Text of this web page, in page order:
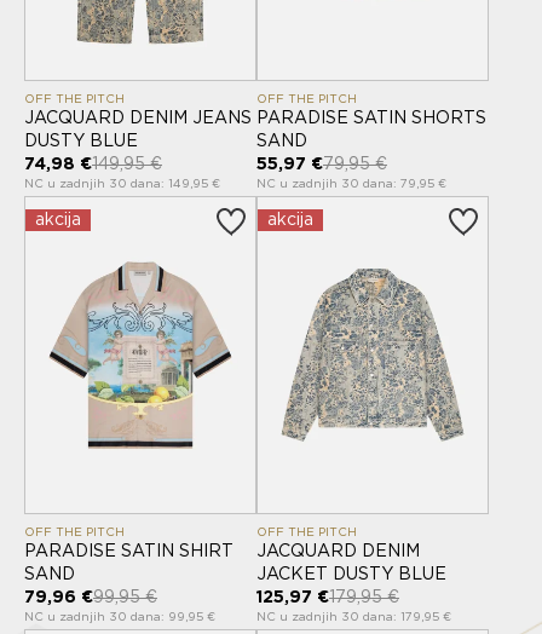
OFF THE PITCH
JACQUARD DENIM JEANS
DUSTY BLUE
74,98 €149,95 €
NC u zadnjih 30 dana: 149,95 €
OFF THE PITCH
PARADISE SATIN SHORTS
SAND
55,97 €79,95 €
NC u zadnjih 30 dana: 79,95 €
akcija
OFF THE PITCH
PARADISE SATIN SHIRT
SAND
79,96 €99,95 €
NC u zadnjih 30 dana: 99,95 €
akcija
OFF THE PITCH
JACQUARD DENIM
JACKET DUSTY BLUE
125,97 €179,95 €
NC u zadnjih 30 dana: 179,95 €